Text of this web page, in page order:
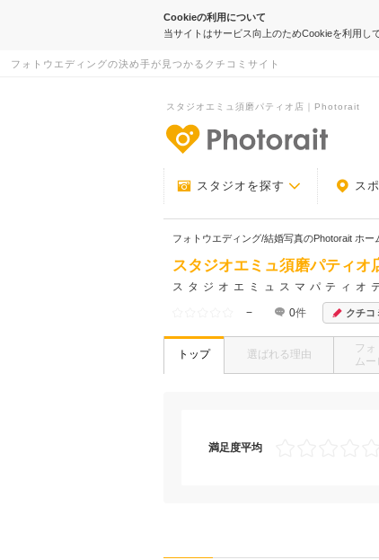
Cookieの利用について
当サイトはサービス向上のためCookieを利用し
フォトウエディングの決め手が見つかるクチコミサイト
スタジオエミュ須磨パティオ店｜Photorait
スタジオを探す ス
フォトウエディング/結婚写真のPhotorait ホー
スタジオエミュ須磨パティオ
スタジオエミュスマパティオ
− 0件 クチコ
トップ 選ばれる理由
フォ
ムー
満足度平均